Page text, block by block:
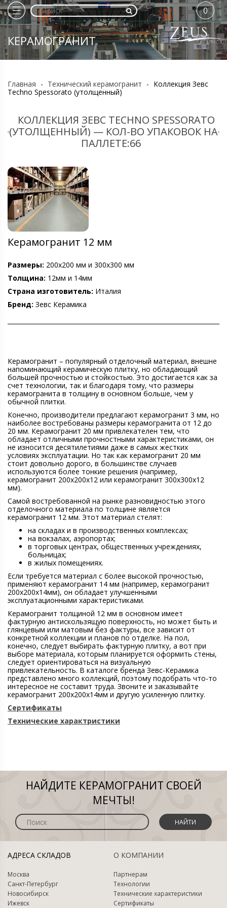
КЕРАМОГРАНИТ
0
Главная - Технический керамогранит - Коллекция Зевс
Techno Spessorato (утолщенный)
КОЛЛЕКЦИЯ ЗЕВС TECHNO SPESSORATO
(УТОЛЩЕННЫЙ) — КОЛ-ВО УПАКОВОК НА
ПАЛЛЕТЕ:66
Керамогранит 12 мм
Размеры: 200х200 мм и 300х300 мм
Толщина: 12мм и 14мм
Страна изготовитель: Италия
Бренд: Зевс Керамика
Керамогранит – популярный отделочный материал, внешне
напоминающий керамическую плитку, но обладающий
большей прочностью и стойкостью. Это достигается как за
счет технологии, так и благодаря тому, что размеры
керамогранита в толщину в основном больше, чем у
обычной плитки.
Конечно, производители предлагают керамогранит 3 мм, но
наиболее востребованы размеры керамогранита от 12 до
20 мм. Керамогранит 20 мм привлекателен тем, что
обладает отличными прочностными характеристиками, он
не износится десятилетиями даже в самых жестких
условиях эксплуатации. Но так как керамогранит 20 мм
стоит довольно дорого, в большинстве случаев
используются более тонкие решения (например,
керамогранит 200х200х12 или керамогранит 300х300х12
мм).
Самой востребованной на рынке разновидностью этого
отделочного материала по толщине является
керамогранит 12 мм. Этот материал стелят:
на складах и в производственных комплексах;
на вокзалах, аэропортах;
в торговых центрах, общественных учреждениях,
больницах;
в жилых помещениях.
Если требуется материал с более высокой прочностью,
применяют керамогранит 14 мм (например, керамогранит
200х200х14мм), он обладает улучшенными
эксплуатационными характеристиками.
Керамогранит толщиной 12 мм в основном имеет
фактурную антискользящую поверхность, но может быть и
глянцевым или матовым без фактуры, все зависит от
конкретной коллекции и планов по отделке. На пол,
конечно, следует выбирать фактурную плитку, а вот при
выборе материала, которым планируется оформить стены,
следует ориентироваться на визуальную
привлекательность. В каталоге бренда Зевс-Керамика
представлено много коллекций, поэтому подобрать что-то
интересное не составит труда. Звоните и заказывайте
керамогранит 200х200х14мм и другую усиленную плитку.
Сертификаты
Технические характристики
НАЙДИТЕ КЕРАМОГРАНИТ СВОЕЙ
МЕЧТЫ!
НАЙТИ
АДРЕСА СКЛАДОВ
Москва
Санкт-Петербург
Новосибирск
Ижевск
О КОМПАНИИ
Партнерам
Технологии
Технические характеристики
Сертификаты